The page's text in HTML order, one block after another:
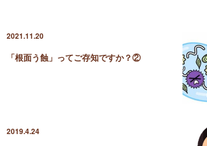
2021.11.20
「根面う蝕」ってご存知ですか？②
2019.4.24